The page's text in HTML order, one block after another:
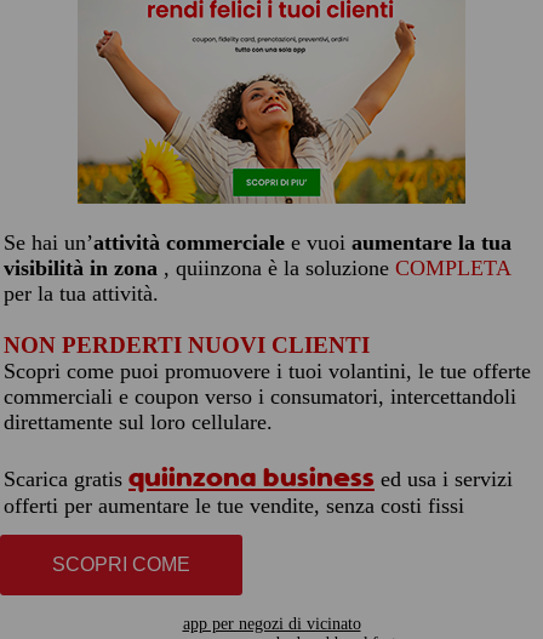
Se hai un’attività commerciale e vuoi aumentare la tua
visibilità in zona , quiinzona è la soluzione COMPLETA
per la tua attività.
NON PERDERTI NUOVI CLIENTI
Scopri come puoi promuovere i tuoi volantini, le tue offerte
commerciali e coupon verso i consumatori, intercettandoli
direttamente sul loro cellulare.
Scarica gratis quiinzona business ed usa i servizi
offerti per aumentare le tue vendite, senza costi fissi
SCOPRI COME
app per negozi di vicinato